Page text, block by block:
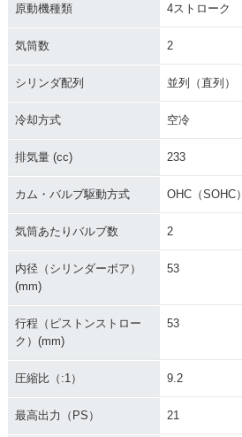
原動機種類 4ストローク
気筒数 2
シリンダ配列 並列（直列）
冷却方式 空冷
排気量 (cc) 233
カム・バルブ駆動方式 OHC（SOHC）
気筒あたりバルブ数 2
内径（シリンダーボア）
(mm)
53
行程（ピストンストロー
ク）(mm)
53
圧縮比（:1） 9.2
最高出力（PS） 21